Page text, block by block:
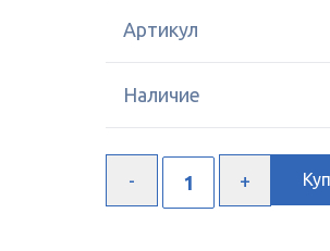
Артикул
Наличие